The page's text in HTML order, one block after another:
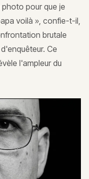
pour que je
voilà », confie-t-il,
brutale
Ce
l'ampleur du